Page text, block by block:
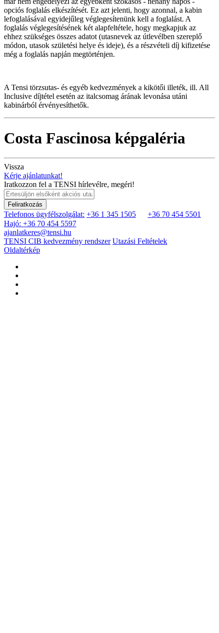
opciós foglalás elkészítését. Ez azt jelenti, hogy azonnal, a kabin
lefoglalásával egyidejűleg véglegesítenünk kell a foglalást. A
foglalás véglegesítésének két alapfeltétele, hogy megkapjuk az
ehhez szükséges összes adatot (utasnevek az útlevélben szereplő
módon, utasok születési helye és ideje), és a részvételi díj kifizetése
még a foglalás napján megtörténjen.
A Tensi törzsutas- és egyéb kedvezmények a kikötői illeték, ill. All
Inclusive díjtétel esetén az italcsomag árának levonása utáni
kabinárból érvényesíthetők.
Costa Fascinosa képgaléria
Vissza
Kérje ajánlatunkat!
Iratkozzon fel a TENSI hírlevélre, megéri!
Feliratkozás
Telefonos ügyfélszolgálat: +36 1 345 1505
+36 70 454 5501
Hajó: +36 70 454 5597
ajanlatkeres@tensi.hu
TENSI CIB kedvezmény rendszer Utazási Feltételek
Oldaltérkép